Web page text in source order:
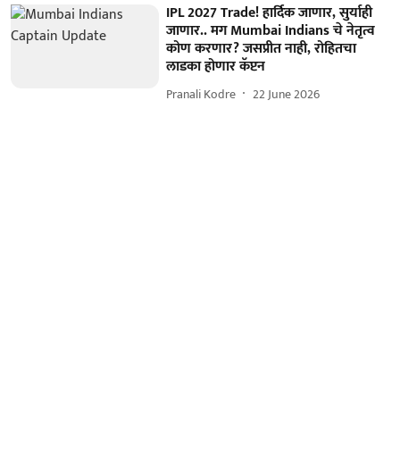
IPL 2027 Trade! हार्दिक जाणार, सुर्याही
जाणार.. मग Mumbai Indians चे नेतृत्व
कोण करणार? जसप्रीत नाही, रोहितचा
लाडका होणार कॅप्टन
Pranali Kodre 22 June 2026